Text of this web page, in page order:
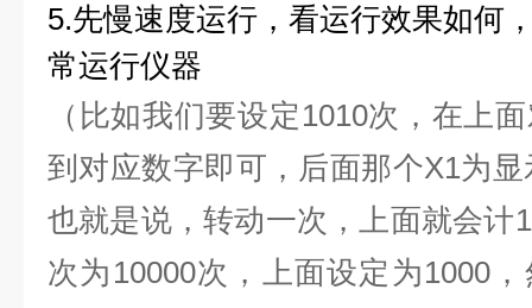
5.先慢速度运行，看运行效果如何
常运行仪器
（比如我们要设定1010次，在上
到对应数字即可，后面那个X1为
也就是说，转动一次，上面就会计
次为10000次，上面设定为1000